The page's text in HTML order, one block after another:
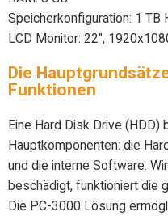
Speicherkonfiguration: 1 TB
LCD Monitor: 22",
Die
Funktionen
Eine Hard Disk Drive (HDD)
Hauptkomponenten: die
und die interne Software.
beschädigt, funktioniert die
Die PC-3000 Lösung